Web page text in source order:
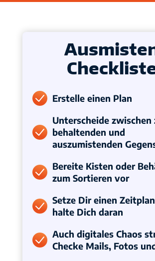
Erstelle einen Plan
Unterscheide zwischen
behaltenden und
auszumistenden
Bereite Kisten oder
zum Sortieren vor
Setze Dir einen
halte Dich daran
Auch digitales Chaos
Checke Mails, Fotos